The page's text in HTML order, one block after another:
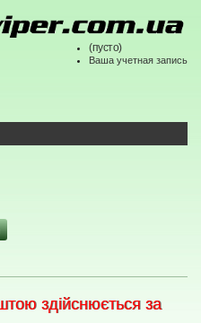
(пусто)
Ваша учетная запись
здійснюється за